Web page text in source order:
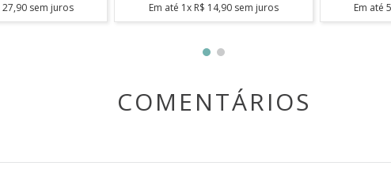
27,90sem juros Em até 1x R$ 14,90 sem juros Em até
COMENTÁRIOS